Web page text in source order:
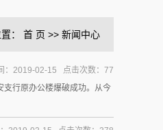
： 首 页 >> 新闻中心
行原办公楼爆破成功。从今
：2019-02-15 点击次数：77